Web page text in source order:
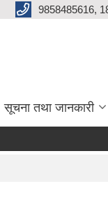
9858485616,
सूचना तथा जानकारी